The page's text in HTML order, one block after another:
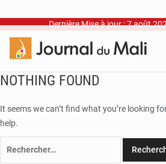
Dernière Mise à jour : 7 août
NOTHING FOUND
It seems we can’t find what you’re looking
help.